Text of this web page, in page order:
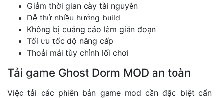
Giảm thời gian cày tài nguyên
Dễ thử nhiều hướng build
Không bị quảng cáo làm gián đoạn
Tối ưu tốc độ nâng cấp
Thoải mái tùy chỉnh lối chơi
Tải game Ghost Dorm MOD an toàn
Việc tải các phiên bản game mod cần đặc biệt cẩn